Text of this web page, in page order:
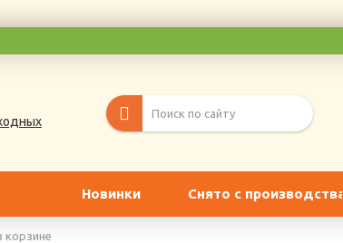
Новинки Снято с производства
корзине